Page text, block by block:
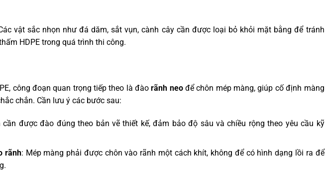
vật sắc nhọn như đá dăm, sắt vụn, cành cây cần được loại bỏ khỏi mặt bằng để tránh
HDPE trong quá trình thi công.
công đoạn quan trọng tiếp theo là đàorãnh neođể chôn mép màng, giúp cố định màng
chắn. Cần lưu ý các bước sau:
cần được đào đúng theo bản vẽ thiết kế, đảm bảo độ sâu và chiều rộng theo yêu cầu kỹ
rãnh: Mép màng phải được chôn vào rãnh một cách khít, không để có hình dạng lồi ra để